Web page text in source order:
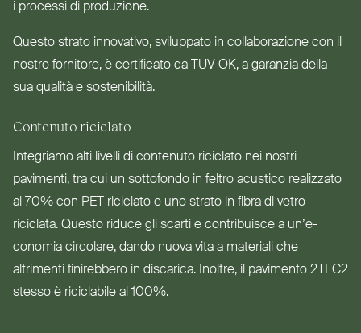
i processi di produzione.
Questo strato innovativo, svi­luppato in col­la­bo­razione con il
nostro fornitore, è cer­tificato da
TUV OK, a garanzia della
sua qualità e sostenibilità.
Contenuto riciclato
Integriamo alti livelli di contenuto riciclato nei nostri
pavimenti, tra cui un sot­tofondo in feltro acustico rea­lizzato
al 70% con PET
riciclato e uno strato in fibra di vetro
riciclata. Questo riduce gli scarti e con­tribuisce a un’e­
conomia circolare, dando nuova vita a materiali che
altrimenti fini­rebbero in discarica. Inoltre, il pavimento 2TEC2
stesso è rici­clabile al 100%.